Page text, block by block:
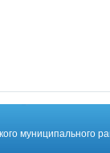
муниципального